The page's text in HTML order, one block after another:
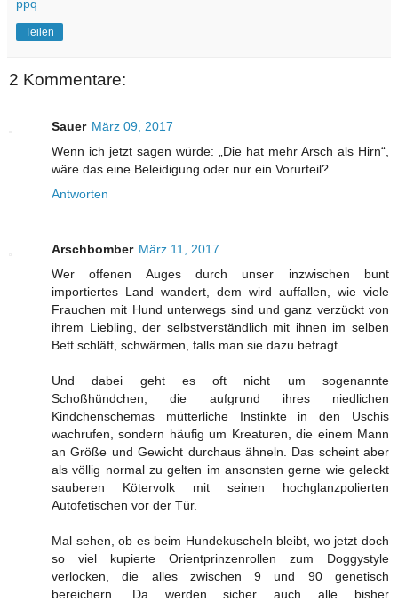
ppq
Teilen
2 Kommentare:
Sauer März 09, 2017
Wenn ich jetzt sagen würde: „Die hat mehr Arsch als Hirn“,
wäre das eine Beleidigung oder nur ein Vorurteil?
Antworten
Arschbomber März 11, 2017
Wer offenen Auges durch unser inzwischen bunt
importiertes Land wandert, dem wird auffallen, wie viele
Frauchen mit Hund unterwegs sind und ganz verzückt von
ihrem Liebling, der selbstverständlich mit ihnen im selben
Bett schläft, schwärmen, falls man sie dazu befragt.
Und dabei geht es oft nicht um sogenannte
Schoßhündchen, die aufgrund ihres niedlichen
Kindchenschemas mütterliche Instinkte in den Uschis
wachrufen, sondern häufig um Kreaturen, die einem Mann
an Größe und Gewicht durchaus ähneln. Das scheint aber
als völlig normal zu gelten im ansonsten gerne wie geleckt
sauberen Kötervolk mit seinen hochglanzpolierten
Autofetischen vor der Tür.
Mal sehen, ob es beim Hundekuscheln bleibt, wo jetzt doch
so viel kupierte Orientprinzenrollen zum Doggystyle
verlocken, die alles zwischen 9 und 90 genetisch
bereichern. Da werden sicher auch alle bisher